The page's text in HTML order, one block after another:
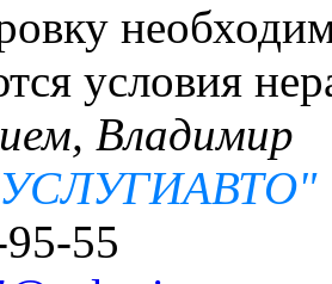
условия
Владимир
55